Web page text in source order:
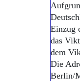
Einzug
das
dem
Die
Berlin/